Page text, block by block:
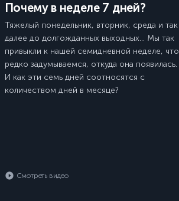
Почему в неделе 7 дней?
Тяжелый понедельник, вторник, среда и так
далее до долгожданных выходных… Мы так
привыкли к нашей семидневной неделе, что
редко задумываемся, откуда она появилась.
И как эти семь дней соотносятся с
количеством дней в месяце?
Смотреть видео